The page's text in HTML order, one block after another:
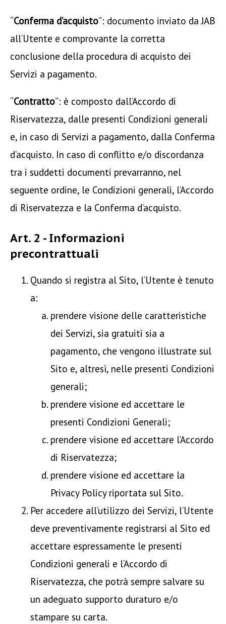
“Conferma d’acquisto”: documento inviato da JAB
all’Utente e comprovante la corretta
conclusione della procedura di acquisto dei
Servizi a pagamento.
“Contratto”: è composto dall’Accordo di
Riservatezza, dalle presenti Condizioni generali
e, in caso di Servizi a pagamento, dalla Conferma
d’acquisto. In caso di conflitto e/o discordanza
tra i suddetti documenti prevarranno, nel
seguente ordine, le Condizioni generali, l’Accordo
di Riservatezza e la Conferma d’acquisto.
Art. 2 - Informazioni
precontrattuali
Quando si registra al Sito, l’Utente è tenuto
a:
prendere visione delle caratteristiche
dei Servizi, sia gratuiti sia a
pagamento, che vengono illustrate sul
Sito e, altresì, nelle presenti Condizioni
generali;
prendere visione ed accettare le
presenti Condizioni Generali;
prendere visione ed accettare l’Accordo
di Riservatezza;
prendere visione ed accettare la
Privacy Policy riportata sul Sito.
Per accedere all’utilizzo dei Servizi, l’Utente
deve preventivamente registrarsi al Sito ed
accettare espressamente le presenti
Condizioni generali e l’Accordo di
Riservatezza, che potrà sempre salvare su
un adeguato supporto duraturo e/o
stampare su carta.